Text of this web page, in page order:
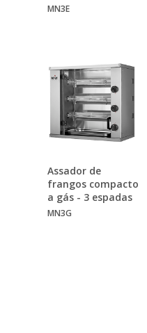
MN3E
Assador de
frangos compacto
a gás - 3 espadas
MN3G